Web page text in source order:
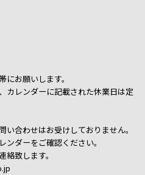
お願いします。
カレンダーに記載された休業日は定
合わせはお受けしておりません。
ダーをご確認ください。
致します。